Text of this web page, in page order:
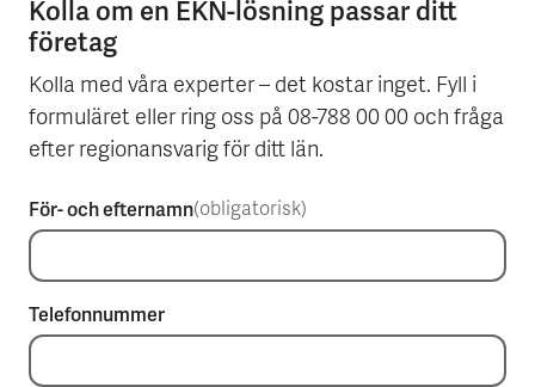
Kolla om en EKN-lösning passar ditt
företag
Kolla med våra experter – det kostar inget. Fyll i
formuläret eller ring oss på 08-788 00 00 och fråga
efter regionansvarig för ditt län.
För- och efternamn(obligatorisk)
Telefonnummer